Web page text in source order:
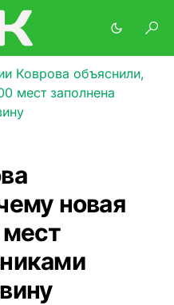
Коврова объяснили,
мест заполнена
новая